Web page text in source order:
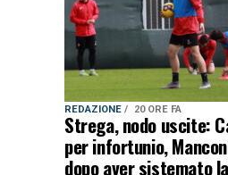
REDAZIONE 20 ORE FA
Strega, nodo uscite:
per infortunio,
dopo aver sistemato